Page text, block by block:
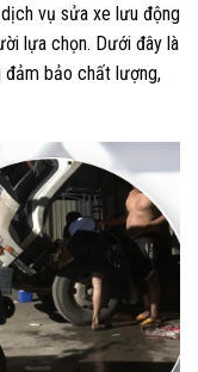
vụ sửa xe lưu động
lựa chọn. Dưới đây là
bảo chất lượng,